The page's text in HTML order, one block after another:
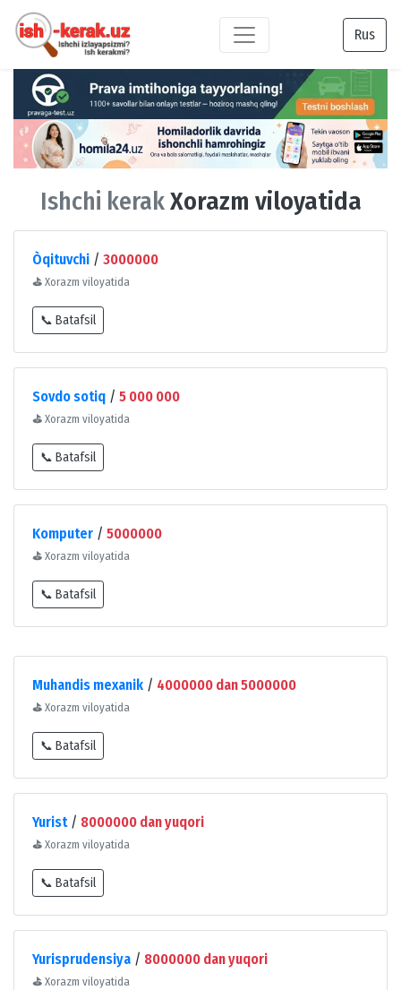
Rus
Ishchi kerakXorazm viloyatida
Òqituvchi / 3000000
⛳ Xorazm viloyatida
📞 Batafsil
Sovdo sotiq / 5 000 000
⛳ Xorazm viloyatida
📞 Batafsil
Komputer / 5000000
⛳ Xorazm viloyatida
📞 Batafsil
Muhandis mexanik / 4000000 dan 5000000
⛳ Xorazm viloyatida
📞 Batafsil
Yurist/ 8000000 dan yuqori
⛳ Xorazm viloyatida
📞 Batafsil
Yurisprudensiya / 8000000 dan yuqori
⛳ Xorazm viloyatida